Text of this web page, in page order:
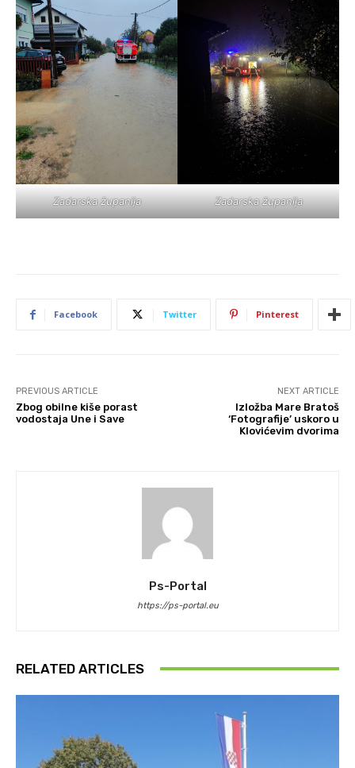
Zadarska županija Zadarska županija
Facebook Twitter Pinterest
PREVIOUS ARTICLE
Zbog obilne kiše porast
vodostaja Une i Save
NEXT ARTICLE
Izložba Mare Bratoš
‘Fotografije’ uskoro u
Klovićevim dvorima
Ps-Portal
https://ps-portal.eu
RELATED ARTICLES